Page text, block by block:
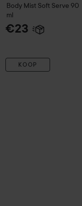
Body Mist Soft Serve 90
ml
€23
KOOP